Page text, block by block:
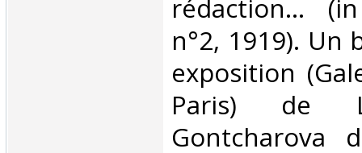
rédaction...
n°2, 1919). Un
exposition
Paris) de
Gontcharova